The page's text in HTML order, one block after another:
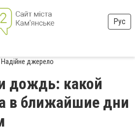
Рус
Надійне джерело
дождь: какой
в ближайшие дни